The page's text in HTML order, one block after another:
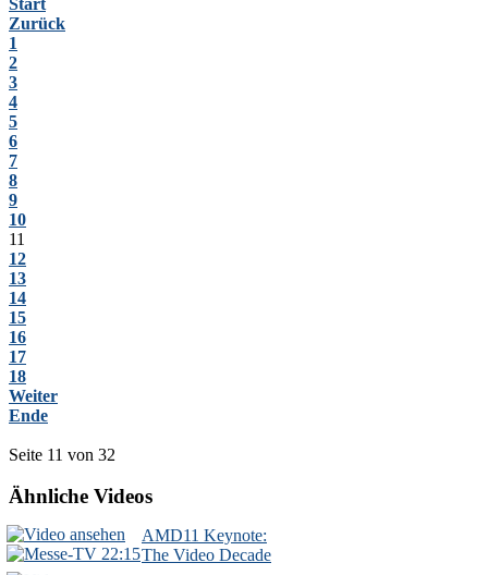
Zurück
1
2
3
4
5
6
7
8
9
10
11
12
13
14
15
16
17
18
Weiter
Ende
Seite 11 von 32
Ähnliche Videos
22:15
AMD11 Keynote:
The Video Decade